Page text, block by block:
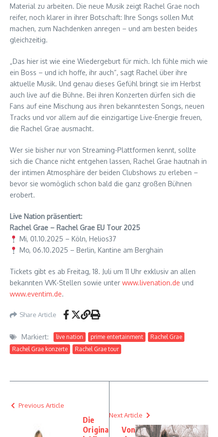
Material zu arbeiten. Die neue Musik zeigt Rachel Grae noch
reifer, noch klarer in ihrer Botschaft: Ihre Songs sollen Mut
machen, zum Nachdenken anregen – und am besten beides
gleichzeitig.
„Das hier ist wie eine Wiedergeburt für mich. Ich fühle mich wie
ein Boss – und ich hoffe, ihr auch“, sagt Rachel über ihre
aktuelle Musik. Und genau dieses Gefühl bringt sie im Herbst
auch live auf die Bühne. Bei ihren Konzerten dürfen sich die
Fans auf eine Mischung aus ihren bekanntesten Songs, neuen
Tracks und vor allem auf die einzigartige Live-Energie freuen,
die Rachel Grae ausmacht.
Wer sie bisher nur von Streaming-Plattformen kennt, sollte
sich die Chance nicht entgehen lassen, Rachel Grae hautnah in
der intimen Atmosphäre der beiden Clubshows zu erleben –
bevor sie womöglich schon bald die ganz großen Bühnen
erobert.
Live Nation präsentiert:
Rachel Grae – Rachel Grae EU Tour 2025
Mi, 01.10.2025 – Köln, Helios37
Mo, 06.10.2025 – Berlin, Kantine am Berghain
Tickets gibt es ab Freitag, 18. Juli um 11 Uhr exklusiv an allen
bekannten VVK-Stellen sowie unter www.livenation.de und
www.eventim.de.
Share Article
Markiert: live nation prime entertainment
Rachel Grae
Rachel Grae konzerte
Rachel Grae tour
Previous Article
Die
Origina
Next Article
Von